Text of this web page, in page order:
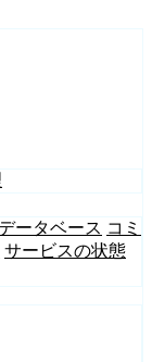
ータベース コミ
サービスの状態